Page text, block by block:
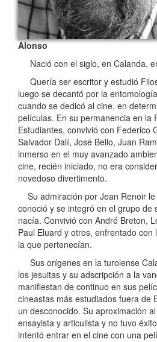
Alonso
Nació con el siglo, en Calanda,
Quería ser escritor y estudió
luego se decantó por la
cuando se dedicó al cine, en
películas. En su permanencia en la
Estudiantes, convivió con Federico
Salvador Dalí, José Bello, Juan
inmerso en el muy avanzado
cine, recién iniciado, no era
novedoso divertimento.
Su admiración por Jean Renoir
conoció y se integró en el grupo de
nacía. Convivió con André Breton,
Paul Eluard y otros, enfrentado
la que pertenecían.
Sus orígenes en la turolense
los jesuitas y su adscripción a la
manifiestan de continuo en sus
cineastas más estudiados fuera de
un desconocido. Su aproximación
ensayista y articulista y no tuvo
intentó entrar en el cine con una